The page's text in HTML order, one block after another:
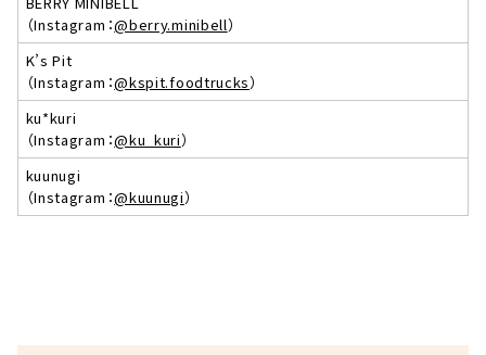
（Instagram：@berry.minibell）
K’s Pit
（Instagram：@kspit.foodtrucks）
ku*kuri
（Instagram：@ku_kuri）
kuunugi
（Instagram：@kuunugi）